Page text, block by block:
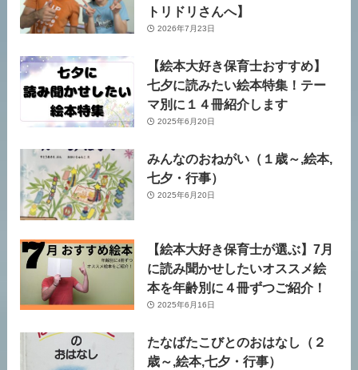
トリドリさんへ】
2026年7月23日
【絵本大好き保育士おすすめ】
七夕に読みたい絵本特集！テー
マ別に１４冊紹介します
2025年6月20日
みんなのおねがい（１歳～,絵本,
七夕・行事）
2025年6月20日
【絵本大好き保育士が選ぶ】7月
に読み聞かせしたいオススメ絵
本を年齢別に４冊ずつご紹介！
2025年6月16日
たなばたこびとのおはなし（２
歳～,絵本,七夕・行事）